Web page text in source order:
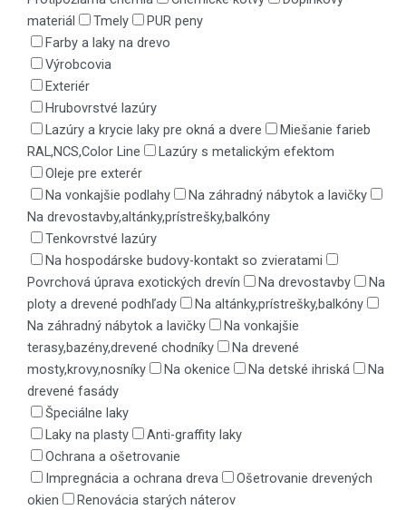
materiál
Tmely
PUR peny
Farby a laky na drevo
Výrobcovia
Exteriér
Hrubovrstvé lazúry
Lazúry a krycie laky pre okná a dvere
Miešanie farieb
RAL,NCS,Color Line
Lazúry s metalickým efektom
Oleje pre exterér
Na vonkajšie podlahy
Na záhradný nábytok a lavičky
Na drevostavby,altánky,prístrešky,balkóny
Tenkovrstvé lazúry
Na hospodárske budovy-kontakt so zvieratami
Povrchová úprava exotických drevín
Na drevostavby
Na
ploty a drevené podhľady
Na altánky,prístrešky,balkóny
Na záhradný nábytok a lavičky
Na vonkajšie
terasy,bazény,drevené chodníky
Na drevené
mosty,krovy,nosníky
Na okenice Na detské ihriská
Na
drevené fasády
Špeciálne laky
Laky na plasty
Anti-graffity laky
Ochrana a ošetrovanie
Impregnácia a ochrana dreva
Ošetrovanie drevených
okien
Renovácia starých náterov